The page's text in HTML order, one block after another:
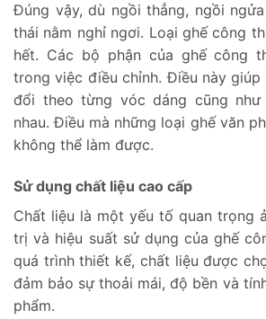
Đúng vậy, dù ngồi thẳng, ngồi
thái nằm nghỉ ngơi. Loại ghế công
hết. Các bộ phận của ghế công
trong việc điều chỉnh. Điều này
đổi theo từng vóc dáng cũng
nhau. Điều mà những loại ghế văn
không thể làm được.
Sử dụng chất liệu cao cấp
Chất liệu là một yếu tố quan trọng
trị và hiệu suất sử dụng của ghế
quá trình thiết kế, chất liệu được
đảm bảo sự thoải mái, độ bền và
phẩm.